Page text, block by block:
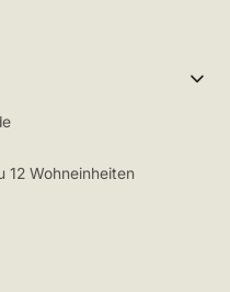
12 Wohneinheiten